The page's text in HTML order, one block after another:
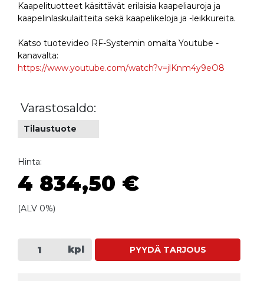
Kaapelituotteet käsittävät erilaisia kaapeliauroja ja
kaapelinlaskulaitteita sekä kaapelikeloja ja -leikkureita.
Katso tuotevideo RF-Systemin omalta Youtube -
kanavalta:
https://www.youtube.com/watch?v=jlKnm4y9eO8
Varastosaldo:
Tilaustuote
Hinta:
4 834,50 €
(ALV 0%)
kpl PYYDÄ TARJOUS